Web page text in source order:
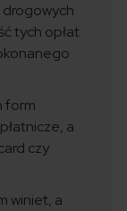
drogowych
tych opłat
form
a
czy
winiet, a